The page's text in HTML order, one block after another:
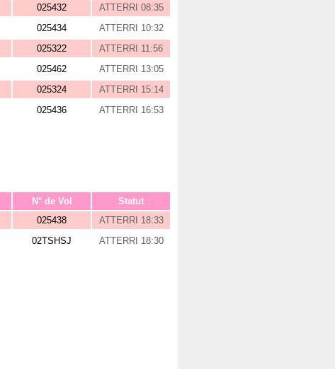
025432
ATTERRI 08:35
025434
ATTERRI 10:32
025322
ATTERRI 11:56
025462
ATTERRI 13:05
025324
ATTERRI 15:14
025436 ATTERRI 16:53
N° de Vol
Statut
025438
ATTERRI 18:33
02TSHSJ ATTERRI 18:30